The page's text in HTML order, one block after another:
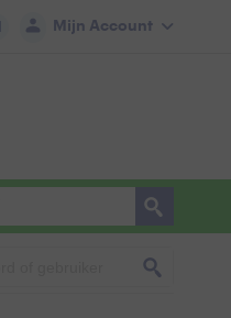
Mijn Account